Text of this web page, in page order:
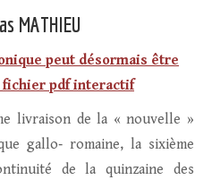
MATHIEU
peut désormais être
fichier pdf interactif
livraison de la « nouvelle »
gallo‐ romaine, la sixième
de la quinzaine des